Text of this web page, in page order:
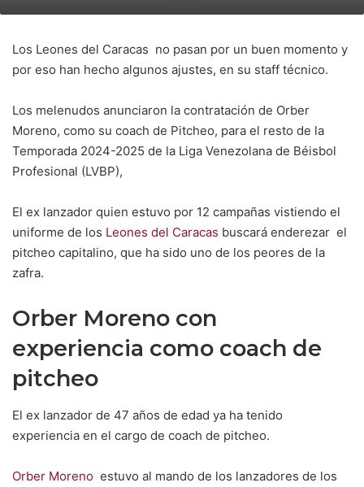
Los Leones del Caracas no pasan por un buen momento y
por eso han hecho algunos ajustes, en su staff técnico.
Los melenudos anunciaron la contratación de Orber
Moreno, como su coach de Pitcheo, para el resto de la
Temporada 2024-2025 de la Liga Venezolana de Béisbol
Profesional (LVBP),
El ex lanzador quien estuvo por 12 campañas vistiendo el
uniforme de los Leones del Caracas buscará enderezar el
pitcheo capitalino, que ha sido uno de los peores de la
zafra.
Orber Moreno con
experiencia como coach de
pitcheo
El ex lanzador de 47 años de edad ya ha tenido
experiencia en el cargo de coach de pitcheo.
Orber Moreno estuvo al mando de los lanzadores de los